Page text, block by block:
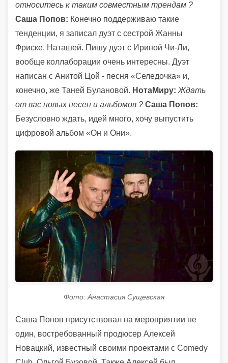
относитесь к таким совместным трендам ?
Саша Попов: Конечно поддерживаю такие
тенденции, я записал дуэт с сестрой Жанны
Фриске, Наташей. Пишу дуэт с Ириной Чи-Ли,
вообще коллаборации очень интересны. Дуэт
написан с Анитой Цой - песня «Селедочка» и,
конечно, же Таней Булановой. НотаМиру: Ждать
от вас новых песен и альбомов ? Саша Попов:
Безусловно ждать, идей много, хочу выпустить
цифровой альбом «Он и Они».
Фото: Анастасия Сущевская
Саша Попов присутствовал на мероприятии не
один, востребованный продюсер Алексей
Новацкий, известный своими проектами с Comedy